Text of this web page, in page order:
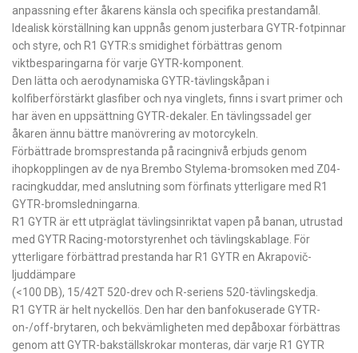
anpassning efter åkarens känsla och specifika prestandamål.
Idealisk körställning kan uppnås genom justerbara GYTR-fotpinnar
och styre, och R1 GYTR:s smidighet förbättras genom
viktbesparingarna för varje GYTR-komponent.
Den lätta och aerodynamiska GYTR-tävlingskåpan i
kolfiberförstärkt glasfiber och nya vinglets, finns i svart primer och
har även en uppsättning GYTR-dekaler. En tävlingssadel ger
åkaren ännu bättre manövrering av motorcykeln.
Förbättrade bromsprestanda på racingnivå erbjuds genom
ihopkopplingen av de nya Brembo Stylema-bromsoken med Z04-
racingkuddar, med anslutning som förfinats ytterligare med R1
GYTR-bromsledningarna.
R1 GYTR är ett utpräglat tävlingsinriktat vapen på banan, utrustad
med GYTR Racing-motorstyrenhet och tävlingskablage. För
ytterligare förbättrad prestanda har R1 GYTR en Akrapovič-
ljuddämpare
(<100 DB), 15/42T 520-drev och R-seriens 520-tävlingskedja.
R1 GYTR är helt nyckellös. Den har den banfokuserade GYTR-
on-/off-brytaren, och bekvämligheten med depåboxar förbättras
genom att GYTR-bakställskrokar monteras, där varje R1 GYTR